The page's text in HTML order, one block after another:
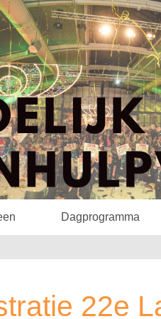
Dagprogramma
22e